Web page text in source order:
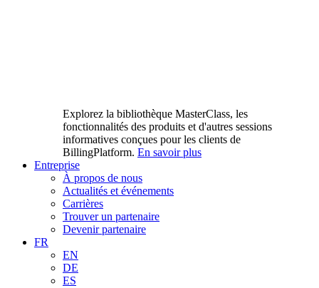
Explorez la bibliothèque MasterClass, les
fonctionnalités des produits et d'autres sessions
informatives conçues pour les clients de
BillingPlatform. En savoir plus
Entreprise
À propos de nous
Actualités et événements
Carrières
Trouver un partenaire
Devenir partenaire
FR
EN
DE
ES